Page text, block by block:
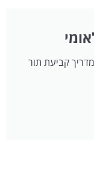
קביעת תור